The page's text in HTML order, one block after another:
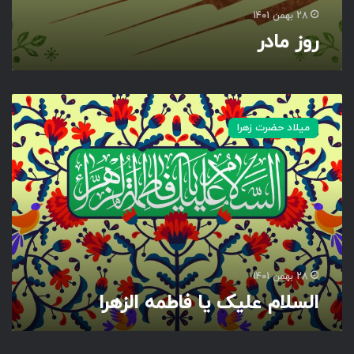
28 بهمن 1401
روز مادر
ا
ل
س
ل
ا
م
ع
ل
ی
ک
ی
ا
ف
ا
ط
میلاد حضرت زهرا
28 بهمن 1401
السلام علیک یا فاطمه الزهرا